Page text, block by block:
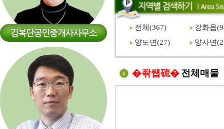
전체(367) 강화읍(
양도면(27) 양사면(
�좎썝硫�전체매물